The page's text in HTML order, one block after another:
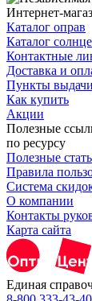
Интернет-
Каталог оправ
Каталог
Контактные
Доставка и
Пункты выдачи
Как купить
Акции
Полезные
по ресурсу
Полезные
Правила
Система
О компании
Контакты
Карта сайта
Единая